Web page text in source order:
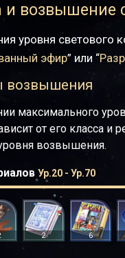
и возвышение
уровня светового
эфир” или “
возвышения
максимального
от его класса
возвышения.
Ур.20 - Ур.70
2 6